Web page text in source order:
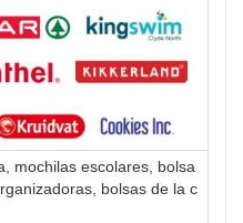
mochilas escolares, bolsa
bolsas de la c